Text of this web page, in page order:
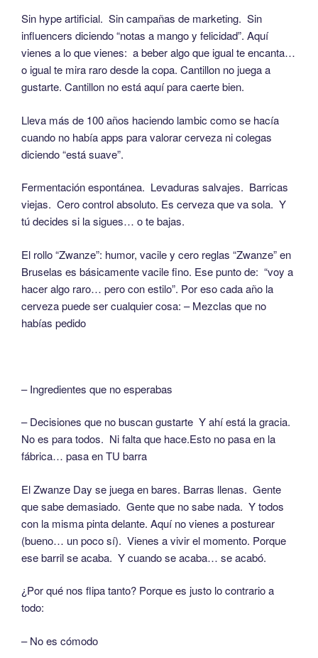
Sin hype artificial. Sin campañas de marketing. Sin
influencers diciendo “notas a mango y felicidad”. Aquí
vienes a lo que vienes: a beber algo que igual te encanta…
o igual te mira raro desde la copa. Cantillon no juega a
gustarte. Cantillon no está aquí para caerte bien.
Lleva más de 100 años haciendo lambic como se hacía
cuando no había apps para valorar cerveza ni colegas
diciendo “está suave”.
Fermentación espontánea. Levaduras salvajes. Barricas
viejas. Cero control absoluto. Es cerveza que va sola. Y
tú decides si la sigues… o te bajas.
El rollo “Zwanze”: humor, vacile y cero reglas “Zwanze” en
Bruselas es básicamente vacile fino. Ese punto de: “voy a
hacer algo raro… pero con estilo”. Por eso cada año la
cerveza puede ser cualquier cosa: – Mezclas que no
habías pedido
– Ingredientes que no esperabas
– Decisiones que no buscan gustarte Y ahí está la gracia.
No es para todos. Ni falta que hace.Esto no pasa en la
fábrica… pasa en TU barra
El Zwanze Day se juega en bares. Barras llenas. Gente
que sabe demasiado. Gente que no sabe nada. Y todos
con la misma pinta delante. Aquí no vienes a posturear
(bueno… un poco sí). Vienes a vivir el momento. Porque
ese barril se acaba. Y cuando se acaba… se acabó.
¿Por qué nos flipa tanto? Porque es justo lo contrario a
todo:
– No es cómodo